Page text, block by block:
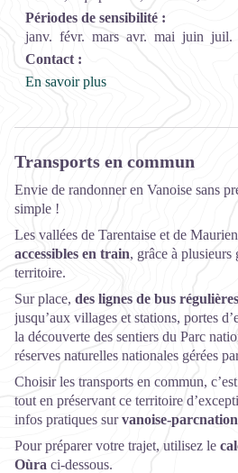
Périodes de sensibilité :
janv. févr. mars avr. mai juin juil.
Contact :
En savoir plus
Transports en commun
Envie de randonner en Vanoise sans
simple !
Les vallées de Tarentaise et de
accessibles en train, grâce à plusieurs
territoire.
Sur place, des lignes de bus régulières
jusqu’aux villages et stations, portes
la découverte des sentiers du Parc
réserves naturelles nationales gérées
Choisir les transports en commun,
tout en préservant ce territoire
infos pratiques survanoise-
Pour préparer votre trajet, utilisez le
Oùra ci-dessous.